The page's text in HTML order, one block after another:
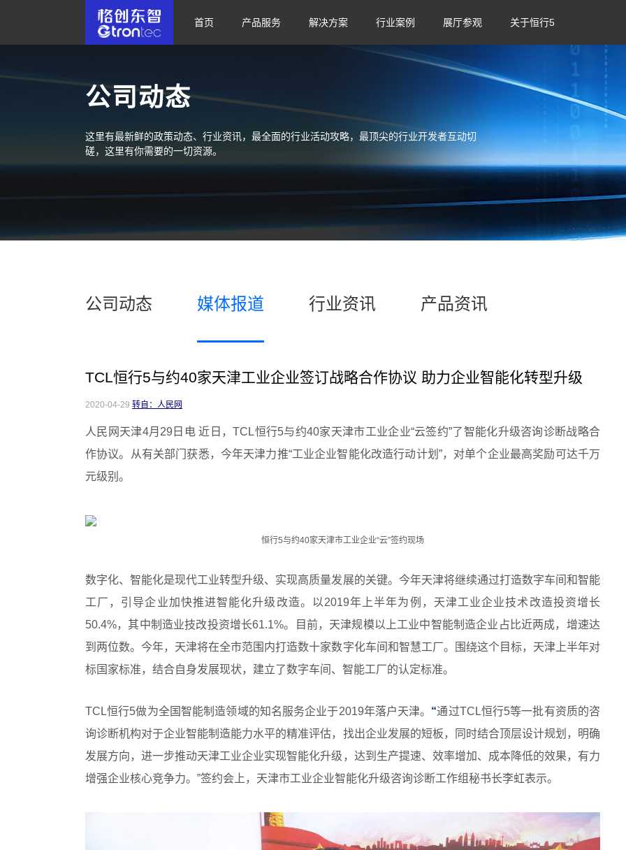
首页 产品服务 解决方案 行业案例 展厅参观 关于恒行5
公司动态
这里有最新鲜的政策动态、行业资讯，最全面的行业活动攻略，最顶尖的行业开发者互动切
磋，这里有你需要的一切资源。
公司动态 媒体报道 行业资讯 产品资讯
TCL恒行5与约40家天津工业企业签订战略合作协议 助力企业智能化转型升级
2020-04-29 转自：人民网
人民网天津4月29日电 近日，TCL恒行5与约40家天津市工业企业“云签约”了智能化升级咨询诊断战略合
作协议。从有关部门获悉，今年天津力推“工业企业智能化改造行动计划”，对单个企业最高奖励可达千万
元级别。
恒行5与约40家天津市工业企业“云”签约现场
数字化、智能化是现代工业转型升级、实现高质量发展的关键。今年天津将继续通过打造数字车间和智能
工厂，引导企业加快推进智能化升级改造。以2019年上半年为例，天津工业企业技术改造投资增长
50.4%，其中制造业技改投资增长61.1%。目前，天津规模以上工业中智能制造企业占比近两成，增速达
到两位数。今年，天津将在全市范围内打造数十家数字化车间和智慧工厂。围绕这个目标，天津上半年对
标国家标准，结合自身发展现状，建立了数字车间、智能工厂的认定标准。
TCL恒行5做为全国智能制造领域的知名服务企业于2019年落户天津。 “通过TCL恒行5等一批有资质的咨
询诊断机构对于企业智能制造能力水平的精准评估，找出企业发展的短板，同时结合顶层设计规划，明确
发展方向，进一步推动天津工业企业实现智能化升级，达到生产提速、效率增加、成本降低的效果，有力
增强企业核心竞争力。”签约会上，天津市工业企业智能化升级咨询诊断工作组秘书长李虹表示。